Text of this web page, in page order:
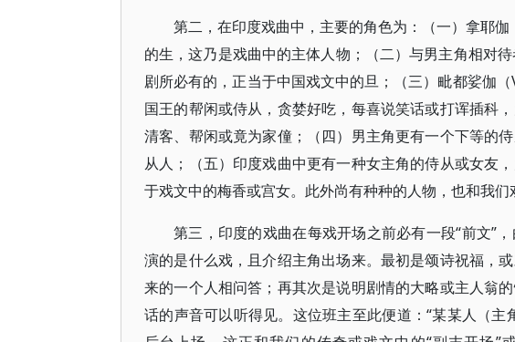
第二，在印度戏曲中，主要的角色为：（一）拿耶
的生，这乃是戏曲中的主体人物；（二）与男主角相对
剧所必有的，正当于中国戏文中的旦；（三）毗都娑伽
国王的帮闲或侍从，贪婪好吃，每喜说笑话或打诨插科
清客、帮闲或竟为家僮；（四）男主角更有一个下等的
从人；（五）印度戏曲中更有一种女主角的侍从或女友
于戏文中的梅香或宫女。此外尚有种种的人物，也和我们
第三，印度的戏曲在每戏开场之前必有一段“前文”
演的是什么戏，且介绍主角出场来。最初是颂诗祝福，
来的一个人相问答；再其次是说明剧情的大略或主人翁
话的声音可以听得见。这位班主至此便道：“某某人（